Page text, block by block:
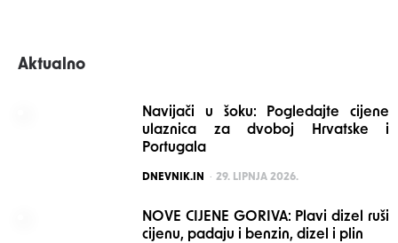
Aktualno
Navijači u šoku: Pogledajte cijene
ulaznica za dvoboj Hrvatske i
Portugala
POSTED
DNEVNIK.IN 29. LIPNJA 2026.
NOVE CIJENE GORIVA: Plavi dizel ruši
cijenu, padaju i benzin, dizel i plin